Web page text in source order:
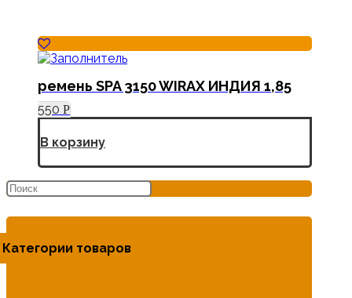
ремень SPA 3150 WIRAX ИНДИЯ 1,85
550 Р
В корзину
Категории товаров